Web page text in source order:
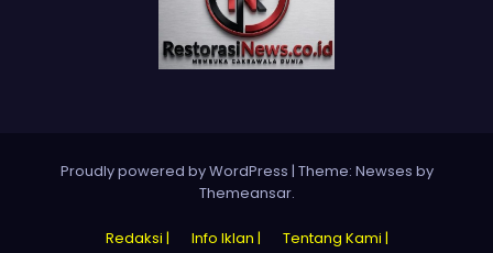
Proudly powered by WordPress | Theme: Newses by
Themeansar.
Redaksi | Info Iklan | Tentang Kami |